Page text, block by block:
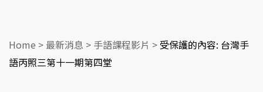
Home > 最新消息 > 手語課程影片 > 受保護的內容: 台灣手
語丙照三第十一期第四堂